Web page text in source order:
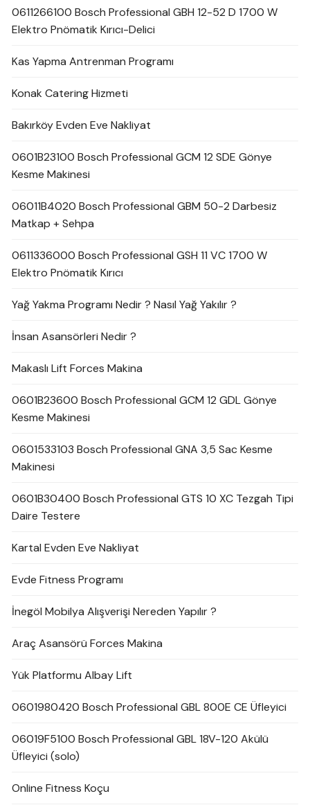
0611266100 Bosch Professional GBH 12-52 D 1700 W
Elektro Pnömatik Kırıcı-Delici
Kas Yapma Antrenman Programı
Konak Catering Hizmeti
Bakırköy Evden Eve Nakliyat
0601B23100 Bosch Professional GCM 12 SDE Gönye
Kesme Makinesi
06011B4020 Bosch Professional GBM 50-2 Darbesiz
Matkap + Sehpa
0611336000 Bosch Professional GSH 11 VC 1700 W
Elektro Pnömatik Kırıcı
Yağ Yakma Programı Nedir ? Nasıl Yağ Yakılır ?
İnsan Asansörleri Nedir ?
Makaslı Lift Forces Makina
0601B23600 Bosch Professional GCM 12 GDL Gönye
Kesme Makinesi
0601533103 Bosch Professional GNA 3,5 Sac Kesme
Makinesi
0601B30400 Bosch Professional GTS 10 XC Tezgah Tipi
Daire Testere
Kartal Evden Eve Nakliyat
Evde Fitness Programı
İnegöl Mobilya Alışverişi Nereden Yapılır ?
Araç Asansörü Forces Makina
Yük Platformu Albay Lift
0601980420 Bosch Professional GBL 800E CE Üfleyici
06019F5100 Bosch Professional GBL 18V-120 Akülü
Üfleyici (solo)
Online Fitness Koçu